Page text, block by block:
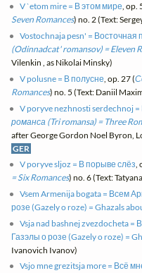
V `etom mire = В этом мире, op.
Seven Romances) no. 2 (Text:
Vostochnaja pesn' = Восточная
(Odinnadcat' romansov) = Eleven
Vilenkin , as Nikolai Minsky)
V polusne = В полусне , op. 27 (
Romances) no. 5 (Text: Daniil
V poryve nezhnosti serdechnoj
романса (Tri romansa) = Three
after George Gordon Noel Byron,
GER
V poryve sljoz = В порыве слёз,
= Six Romances) no. 6 (Text:
Vsem Armenija bogata = Всем
розе (Gazely o roze) = Ghazals
Vsja nad bashnej zvezdocheta =
Газэлы о розе (Gazely o roze) =
Ivanovich Ivanov)
Vsjo mne grezitsja more = Всё